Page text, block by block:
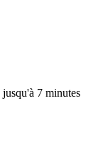
7 minutes